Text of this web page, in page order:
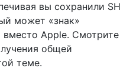
вы сохранили
может «знак»
вместо Apple. Смотрите
общей
теме.